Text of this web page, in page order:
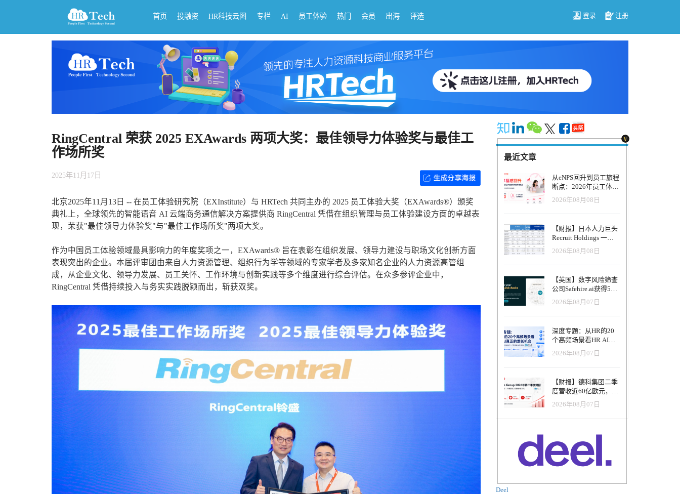
首页 投融资 HR科技云图 专栏 AI 员工体验 热门 会员 出海 评选 登录 注册
RingCentral 荣获 2025 EXAwards 两项大奖：最佳领导力体验奖与最佳工
作场所奖
2025年11月17日
北京2025年11月13日 -- 在员工体验研究院（EXInstitute）与 HRTech 共同主办的 2025 员工体验大奖（EXAwards®）颁奖
典礼上，全球领先的智能语音 AI 云端商务通信解决方案提供商 RingCentral 凭借在组织管理与员工体验建设方面的卓越表
现，荣获"最佳领导力体验奖"与"最佳工作场所奖"两项大奖。
作为中国员工体验领域最具影响力的年度奖项之一，EXAwards® 旨在表彰在组织发展、领导力建设与职场文化创新方面
表现突出的企业。本届评审团由来自人力资源管理、组织行为学等领域的专家学者及多家知名企业的人力资源高管组
成，从企业文化、领导力发展、员工关怀、工作环境与创新实践等多个维度进行综合评估。在众多参评企业中，
RingCentral 凭借持续投入与务实实践脱颖而出，斩获双奖。
最近文章
从eNPS回升到员工旅程
断点：2026年员工体验
管理正在发生什么变
2026年08月08日
【财报】日本人力巨头
Recruit Holdings 一季
度营收破1.04万亿日
元：Indeed美国收入逆
势增长30%，AI招聘推
2026年08月08日
【英国】数字风险筛查
公司Safehire.ai获得50
万英镑融资，重塑招聘
风控体系
2026年08月07日
深度专题：从HR的20
个高频场景看HR AI真
正的增长机会
2026年08月07日
【财报】德科集团二季
度营收近60亿欧元，其
中AI代理已覆盖50%收
入，招聘服务进入运营
2026年08月07日
Deel